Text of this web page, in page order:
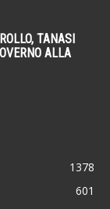
TANASI
ALLA
1378
601